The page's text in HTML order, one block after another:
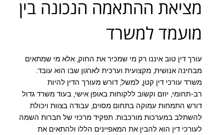
מציאת ההתאמה הנכונה בין
מועמד למשרד
עורך דין טוב איננו רק מי שמכיר את החוק, אלא מי שמתאים
מבחינה אנושית, מקצועית וערכית לארגון שבו הוא עובד.
משרד עורכי דין קטן, למשל, דורש מעורך הדין להיות
רב-תחומי, יוזם וקשוב ללקוחות באופן אישי, בעוד משרד גדול
דורש התמחות עמוקה בתחום מסוים, עבודה בצוות ויכולת
להשתלב במערכות מורכבות. תפקיד מרכזי של חברות השמה
לעורכי דין הוא להבין את המאפיינים הללו ולהתאים את